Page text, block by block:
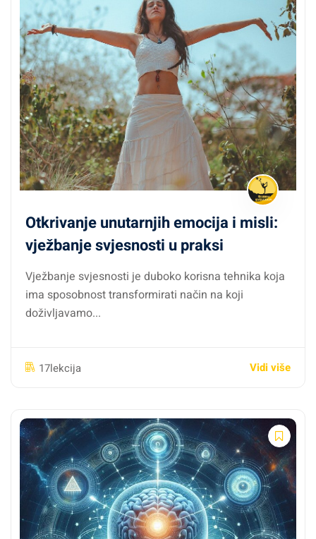
Otkrivanje unutarnjih emocija i misli:
vježbanje svjesnosti u praksi
Vježbanje svjesnosti je duboko korisna tehnika koja
ima sposobnost transformirati način na koji
doživljavamo...
17lekcija Vidi više